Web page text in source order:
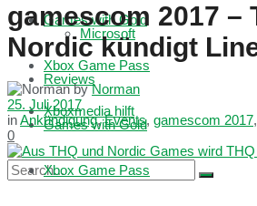
Games with Gold
Xbox Game Pass
Xboxmedia hilft
Microsoft
Reviews
Games with Gold
Xbox Game Pass
gamescom 2017 –
Nordic kündigt
by Norman
25. Juli 2017
inAnkündigung,Events, gamescom 2017,
0